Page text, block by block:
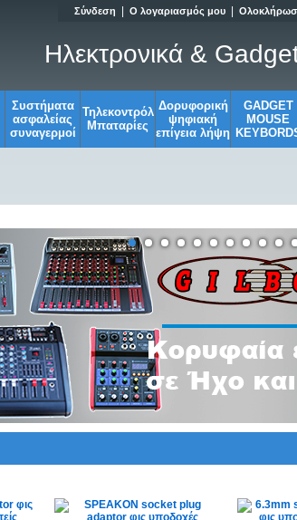
Σύνδεση Ο λογαριασμός μου
Ηλεκτρονικά &
Συστήματα
ασφαλείας
συναγερμοί
Τηλεκοντρόλ
Μπαταρίες
Δορυφορική
ψηφιακή
επίγεια λήψη
GADGET
MOUSE